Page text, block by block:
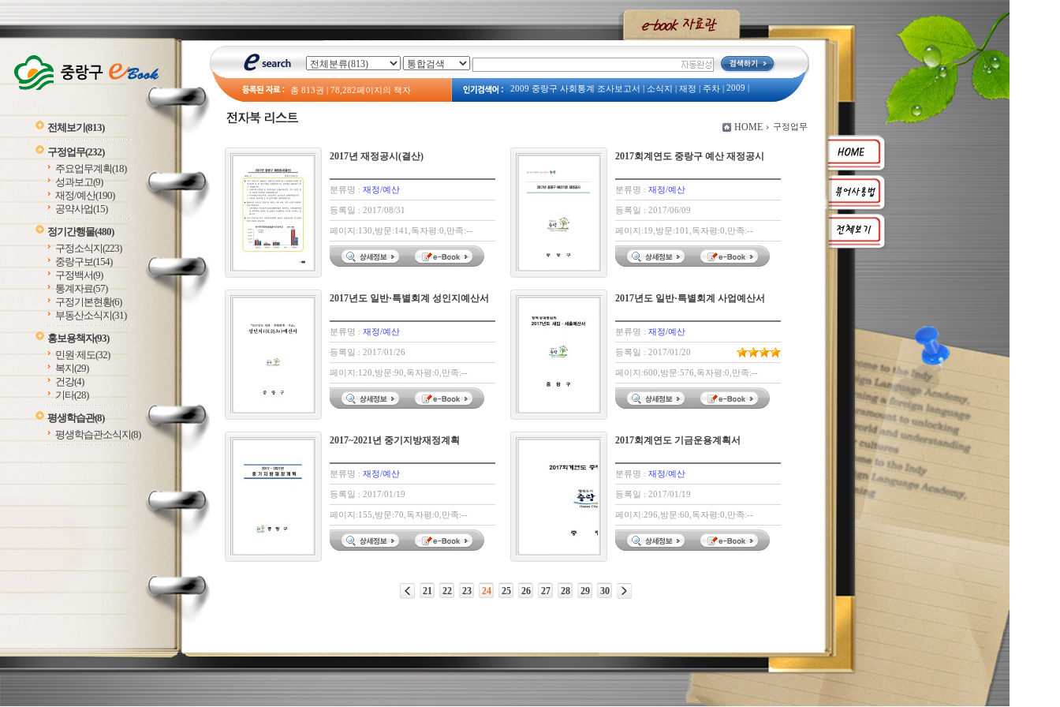
전체보기 (813)
구정업무(232)
주요업무계획(18)
성과보고(9)
재정/예산(190)
공약사업(15)
정기간행물(480)
구정소식지(223)
중랑구보(154)
구정백서(9)
통계자료(57)
구정기본현황(6)
부동산소식지(31)
홍보용책자(93)
민원·제도(32)
복지(29)
건강(4)
기타(28)
평생학습관(8)
평생학습관소식지(8)
총 813권 | 78,282페이지의 책자 2009 중랑구 사회통계 조사보고서 소식지 재정 주차 2009
HOME 구정업무
2017년 재정공시(결산)
분류명 :재정/예산
등록일 : 2017/08/31
페이지:130,방문:141,독자평:0,만족:--
2017회계연도 중랑구 예산 재정공시
분류명 :재정/예산
등록일 : 2017/06/09
페이지:19,방문:101,독자평:0,만족:--
2017년도 일반·특별회계 성인지예산서
분류명 :재정/예산
등록일 : 2017/01/26
페이지:120,방문:90,독자평:0,만족:--
2017년도 일반·특별회계 사업예산서
분류명 :재정/예산
등록일 : 2017/01/20
페이지:600,방문:576,독자평:0,만족:--
2017~2021년 중기지방재정계획
분류명 :재정/예산
등록일 : 2017/01/19
페이지:155,방문:70,독자평:0,만족:--
2017회계연도 기금운용계획서
분류명 :재정/예산
등록일 : 2017/01/19
페이지:296,방문:60,독자평:0,만족:--
21 22 23 24 25 26 27 28 29 30